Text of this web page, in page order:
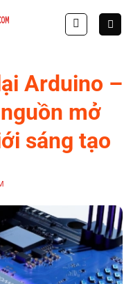
Arduino –
mở
sáng tạo